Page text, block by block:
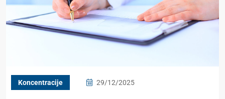
Koncentracije 29/12/2025